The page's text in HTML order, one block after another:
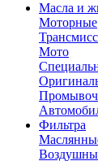
Масла и
Моторные
Мото
Фильтра